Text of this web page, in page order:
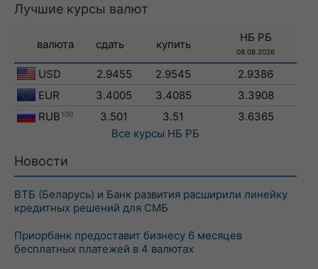
Лучшие курсы валют
валюта сдать купить
НБ РБ
08.08.2026
USD 2.9455 2.9545
2.9386
EUR
3.4005 3.4085
3.3908
RUB 100 3.501 3.51
3.6365
Все курсы НБ РБ
Новости
ВТБ (Беларусь) и Банк развития расширили линейку
кредитных решений для СМБ
Приорбанк предоставит бизнесу 6 месяцев
бесплатных платежей в 4 валютах